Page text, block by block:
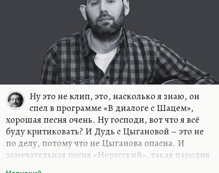
Ну это не клип, это, насколько я знаю, он
спел в программе «В диалоге с Шацем»,
хорошая песня очень. Ну господи, вот что я всё
буду критиковать? И Дудь с Цыгановой – это не
по делу, потому что не Цыганова опасна. И
замечательная песня «Нерусский», такая пародия